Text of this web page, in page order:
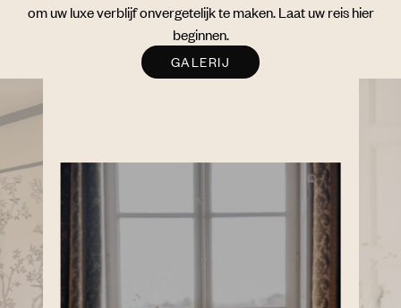
om uw luxe verblijf onvergetelijk te maken. Laat uw reis hier
beginnen.
GALERIJ